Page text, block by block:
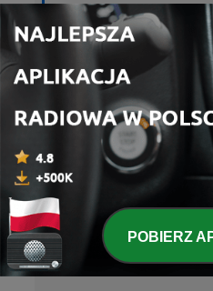
- #05 Kino Miś - Prime
06 maj 2021
4 - #04 Kino Miś -
26 kwi 2021
3 - #03 Kino Miś - Jak
13 kwi 2021
2 - #02 Kino Miś - Ten o
04 kwi 2021
1 - #01 Kino Miś -
28 mar 2021
POBIERZ